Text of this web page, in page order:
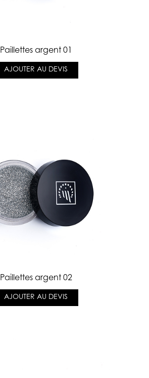
Paillettes argent 01
AJOUTER AU DEVIS
Paillettes argent 02
AJOUTER AU DEVIS